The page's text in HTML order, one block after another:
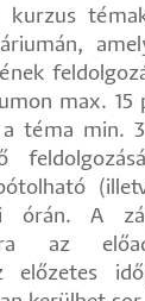
kurzus
max. 15
téma min.
órán. A
az
előzetes